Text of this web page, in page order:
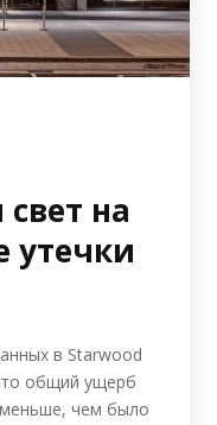
на
утечки
в Starwood
общий ущерб
меньше, чем было